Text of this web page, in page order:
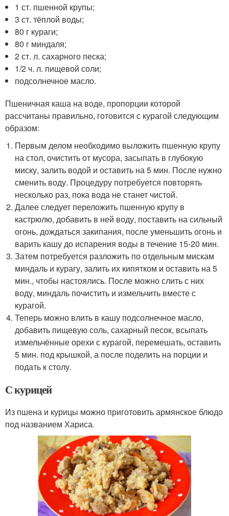
1 ст. пшенной крупы;
3 ст. тёплой воды;
80 г кураги;
80 г миндаля;
2 ст. л. сахарного песка;
1/2 ч. л. пищевой соли;
подсолнечное масло.
Пшеничная каша на воде, пропорции которой
рассчитаны правильно, готовится с курагой следующим
образом:
Первым делом необходимо выложить пшенную крупу
на стол, очистить от мусора, засыпать в глубокую
миску, залить водой и оставить на 5 мин. После нужно
сменить воду. Процедуру потребуется повторять
несколько раз, пока вода не станет чистой.
Далее следует переложить пшенную крупу в
кастрюлю, добавить в ней воду, поставить на сильный
огонь, дождаться закипания, после уменьшить огонь и
варить кашу до испарения воды в течение 15-20 мин.
Затем потребуется разложить по отдельным мискам
миндаль и курагу, залить их кипятком и оставить на 5
мин., чтобы настоялись. После можно слить с них
воду, миндаль почистить и измельчить вместе с
курагой.
Теперь можно влить в кашу подсолнечное масло,
добавить пищевую соль, сахарный песок, всыпать
измельчённые орехи с курагой, перемешать, оставить
5 мин. под крышкой, а после поделить на порции и
подать к столу.
С курицей
Из пшена и курицы можно приготовить армянское блюдо
под названием Хариса.